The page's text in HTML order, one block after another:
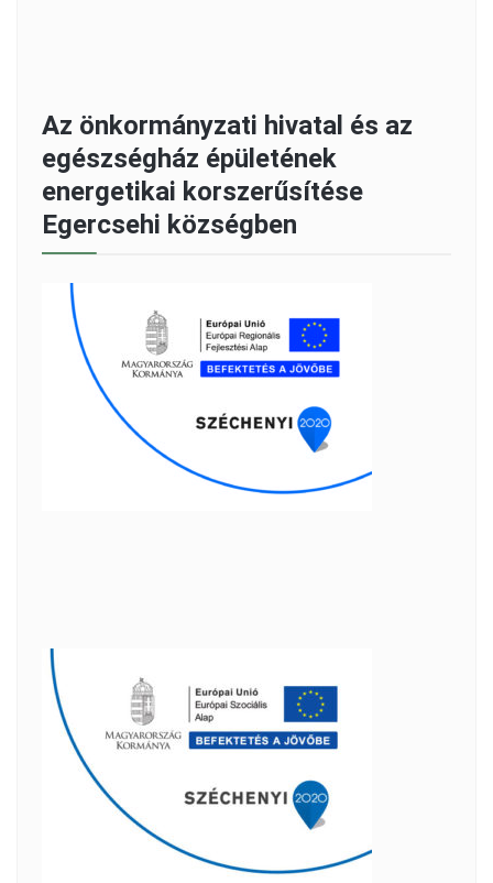
Az önkormányzati hivatal és az
egészségház épületének
energetikai korszerűsítése
Egercsehi községben